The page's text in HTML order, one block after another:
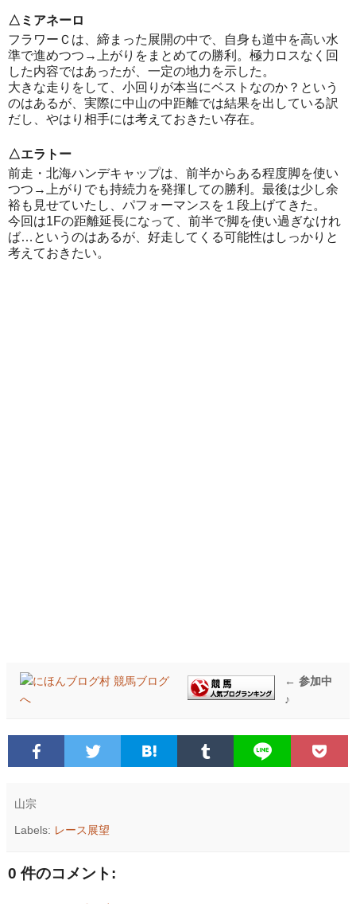
△ミアネーロ
フラワーＣは、締まった展開の中で、自身も道中を高い水
準で進めつつ→上がりをまとめての勝利。極力ロスなく回
した内容ではあったが、一定の地力を示した。
大きな走りをして、小回りが本当にベストなのか？という
のはあるが、実際に中山の中距離では結果を出している訳
だし、やはり相手には考えておきたい存在。
△エラトー
前走・北海ハンデキャップは、前半からある程度脚を使い
つつ→上がりでも持続力を発揮しての勝利。最後は少し余
裕も見せていたし、パフォーマンスを１段上げてきた。
今回は1Fの距離延長になって、前半で脚を使い過ぎなけれ
ば…というのはあるが、好走してくる可能性はしっかりと
考えておきたい。
← 参加中
♪
山宗
Labels: レース展望
0 件のコメント: